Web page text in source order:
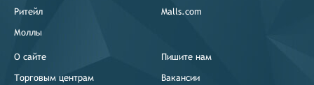
Ритейл
Моллы
Malls.com
О сайте
Торговым центрам
Пишите нам
Вакансии